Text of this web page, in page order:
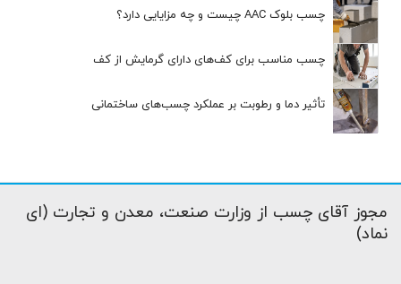
چسب بلوک AAC چیست و چه مزایایی دارد؟
چسب مناسب برای کف‌های دارای گرمایش از کف
تأثیر دما و رطوبت بر عملکرد چسب‌های ساختمانی
مجوز آقای چسب از وزارت صنعت، معدن و تجارت (ای
نماد)